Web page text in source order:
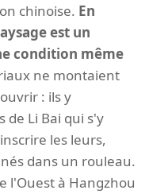
chinoise. En
est un
condition même
ne montaient
: ils y
Li Bai qui s'y
les leurs,
dans un rouleau.
l'Ouest à Hangzhou